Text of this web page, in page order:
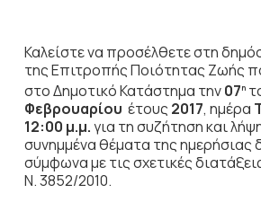
Καλείστε να προσέλθετε στη
της Επιτροπής Ποιότητας Ζωής
στο Δημοτικό Κατάστημα την07η
Φεβρουαρίου έτους 2017, ημέρα
12:00 μ.μ.για τη συζήτησηκαι
συνημμένα θέματα της ημερήσιας
σύμφωνα με τις σχετικές
Ν. 3852/2010.